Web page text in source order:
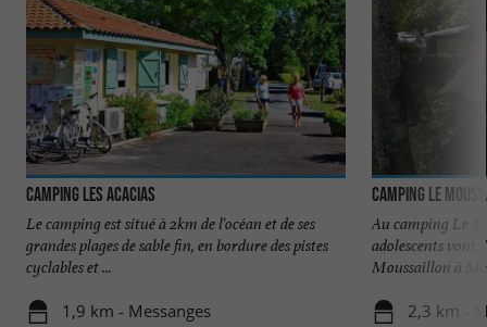
Camping Les Acacias
Le camping est situé à 2km de l'océan et de ses
grandes plages de sable fin, en bordure des pistes
cyclables et ...
1,9 km - Messanges
Camping Le
Au camping Le
adolescents vont
Moussaillon à
2,3 km -